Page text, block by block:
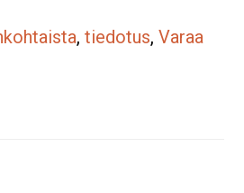
ajoissa
,tiedotus,Varaa